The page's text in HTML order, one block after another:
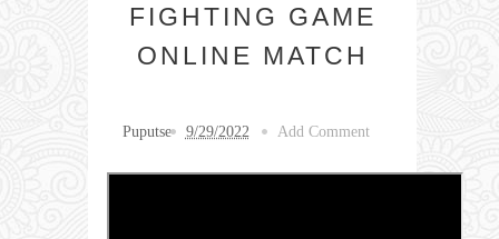
FIGHTING GAME
ONLINE MATCH
Puputse 9/29/2022 Add Comment